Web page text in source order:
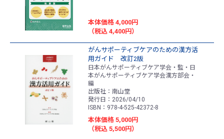
本体価格 4,000円
（税込 4,400円）
がんサポーティブケアのための漢方活
用ガイド 改訂2版
日本がんサポーティブケア学会・監・日
本がんサポーティブケア学会漢方部会・
編
出版社：南山堂
発行日：2026/04/10
ISBN：978-4-525-42372-8
本体価格 5,000円
（税込 5,500円）